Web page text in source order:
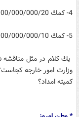
4- كمك 000/000/000/20 ريالي موضوع مصوبه 130538 مورخ 2/11/93
5- كمك 000/000/000/10 ريالي موضوع مصوبه 154880 مورخ 25/11/94
يك كلام در مثل مناقشه
وزارت امور خارجه
كميته امداد؟